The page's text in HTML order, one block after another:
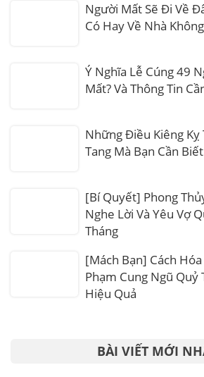
Người Mất Sẽ Đi Về
Có Hay Về Nhà
Ý Nghĩa Lễ Cúng 49
Mất? Và Thông Tin
Những Điều Kiêng Kỵ
Tang Mà Bạn Cần Biết
[Bí Quyết] Phong
Nghe Lời Và Yêu Vợ
Tháng
[Mách Bạn] Cách
Phạm Cung Ngũ Quỷ
Hiệu Quả
BÀI VIẾT MỚI